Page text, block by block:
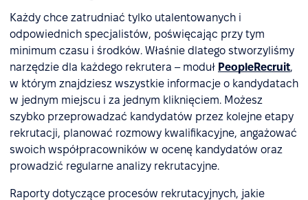
Każdy chce zatrudniać tylko utalentowanych i
odpowiednich specjalistów, poświęcając przy tym
minimum czasu i środków. Właśnie dlatego stworzyliśmy
narzędzie dla każdego rekrutera – moduł PeopleRecruit,
w którym znajdziesz wszystkie informacje o kandydatach
w jednym miejscu i za jednym kliknięciem. Możesz
szybko przeprowadzać kandydatów przez kolejne etapy
rekrutacji, planować rozmowy kwalifikacyjne, angażować
swoich współpracowników w ocenę kandydatów oraz
prowadzić regularne analizy rekrutacyjne.
Raporty dotyczące procesów rekrutacyjnych, jakie